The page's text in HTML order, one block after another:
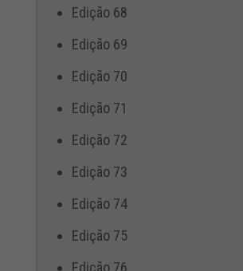
Edição 68
Edição 69
Edição 70
Edição 71
Edição 72
Edição 73
Edição 74
Edição 75
Edição 76